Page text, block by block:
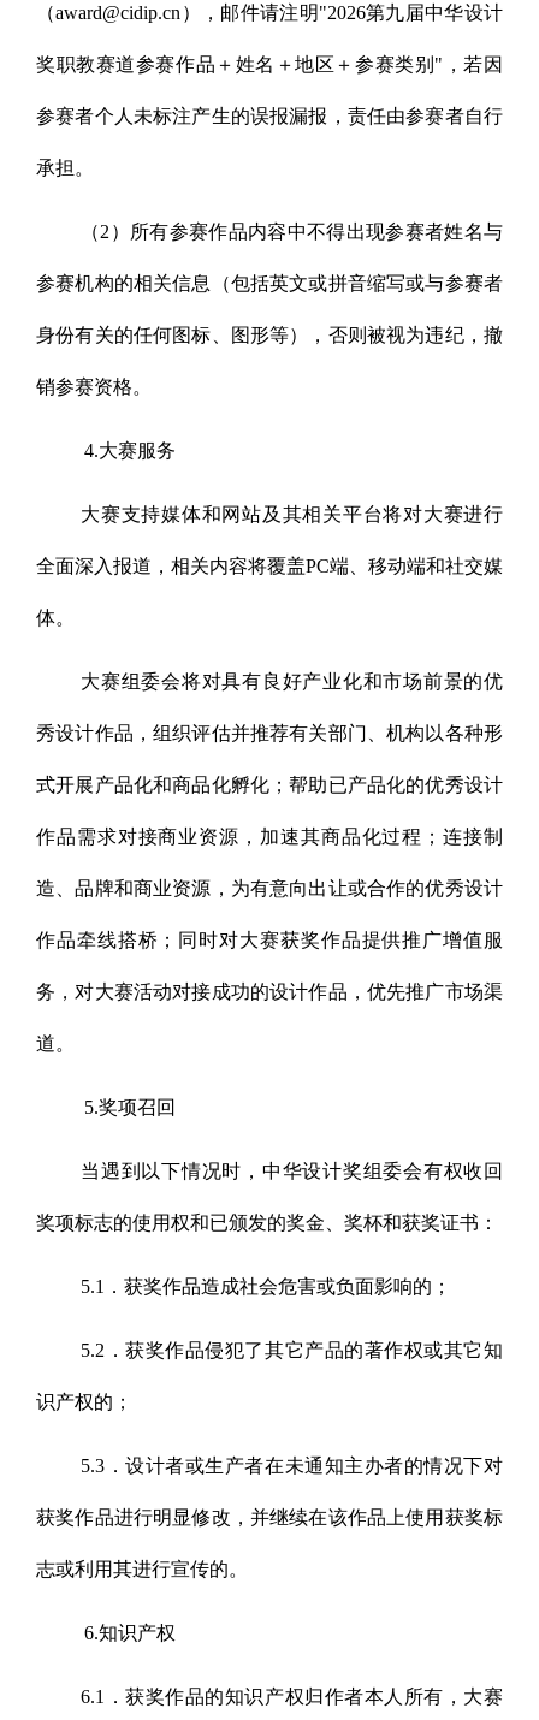
（award@cidip.cn），邮件请注明"2026第九届中华设计
奖职教赛道参赛作品＋姓名＋地区＋参赛类别"，若因
参赛者个人未标注产生的误报漏报，责任由参赛者自行
承担。
（2）所有参赛作品内容中不得出现参赛者姓名与
参赛机构的相关信息（包括英文或拼音缩写或与参赛者
身份有关的任何图标、图形等），否则被视为违纪，撤
销参赛资格。
4.大赛服务
大赛支持媒体和网站及其相关平台将对大赛进行
全面深入报道，相关内容将覆盖PC端、移动端和社交媒
体。
大赛组委会将对具有良好产业化和市场前景的优
秀设计作品，组织评估并推荐有关部门、机构以各种形
式开展产品化和商品化孵化；帮助已产品化的优秀设计
作品需求对接商业资源，加速其商品化过程；连接制
造、品牌和商业资源，为有意向出让或合作的优秀设计
作品牵线搭桥；同时对大赛获奖作品提供推广增值服
务，对大赛活动对接成功的设计作品，优先推广市场渠
道。
5.奖项召回
当遇到以下情况时，中华设计奖组委会有权收回
奖项标志的使用权和已颁发的奖金、奖杯和获奖证书：
5.1．获奖作品造成社会危害或负面影响的；
5.2．获奖作品侵犯了其它产品的著作权或其它知
识产权的；
5.3．设计者或生产者在未通知主办者的情况下对
获奖作品进行明显修改，并继续在该作品上使用获奖标
志或利用其进行宣传的。
6.知识产权
6.1．获奖作品的知识产权归作者本人所有，大赛